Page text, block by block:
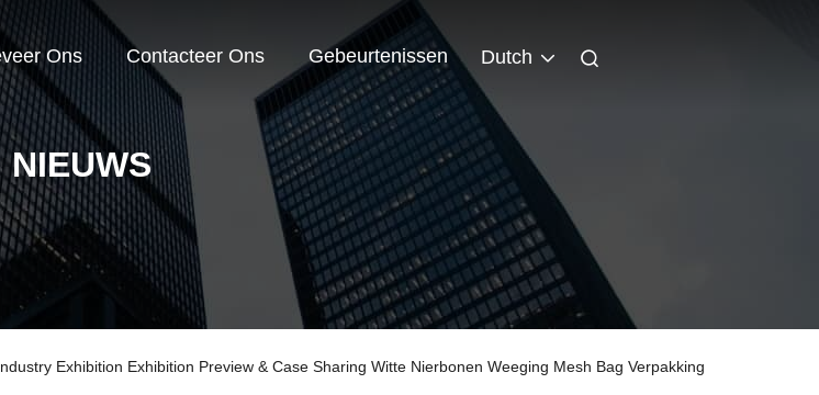
Ons Contacteer Ons Gebeurtenissen Dutch
NIEUWS
Exhibition Exhibition Preview & Case Sharing Witte Nierbonen Weeging Mesh Bag Verpakking